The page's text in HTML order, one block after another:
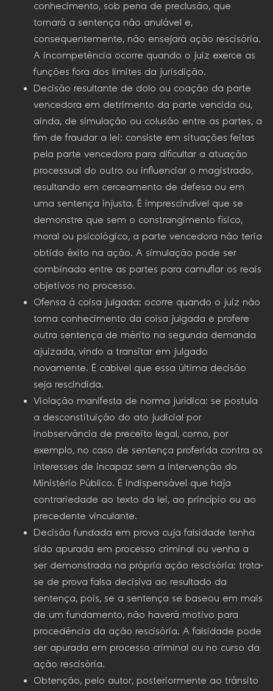
conhecimento, sob pena de preclusão, que
tornará a sentença não anulável e,
consequentemente, não ensejará ação rescisória.
A incompetência ocorre quando o juiz exerce as
funções fora dos limites da jurisdição.
Decisão resultante de dolo ou coação da parte
vencedora em detrimento da parte vencida ou,
ainda, de simulação ou colusão entre as partes, a
fim de fraudar a lei: consiste em situações feitas
pela parte vencedora para dificultar a atuação
processual do outro ou influenciar o magistrado,
resultando em cerceamento de defesa ou em
uma sentença injusta. É imprescindível que se
demonstre que sem o constrangimento físico,
moral ou psicológico, a parte vencedora não teria
obtido êxito na ação. A simulação pode ser
combinada entre as partes para camuflar os reais
objetivos no processo.
Ofensa à coisa julgada: ocorre quando o juiz não
toma conhecimento da coisa julgada e profere
outra sentença de mérito na segunda demanda
ajuizada, vindo a transitar em julgado
novamente. É cabível que essa última decisão
seja rescindida.
Violação manifesta de norma jurídica: se postula
a desconstituição do ato judicial por
inobservância de preceito legal, como, por
exemplo, no caso de sentença proferida contra os
interesses de incapaz sem a intervenção do
Ministério Público. É indispensável que haja
contrariedade ao texto da lei, ao princípio ou ao
precedente vinculante.
Decisão fundada em prova cuja falsidade tenha
sido apurada em processo criminal ou venha a
ser demonstrada na própria ação rescisória: trata-
se de prova falsa decisiva ao resultado da
sentença, pois, se a sentença se baseou em mais
de um fundamento, não haverá motivo para
procedência da ação rescisória. A falsidade pode
ser apurada em processo criminal ou no curso da
ação rescisória.
Obtenção, pelo autor, posteriormente ao trânsito